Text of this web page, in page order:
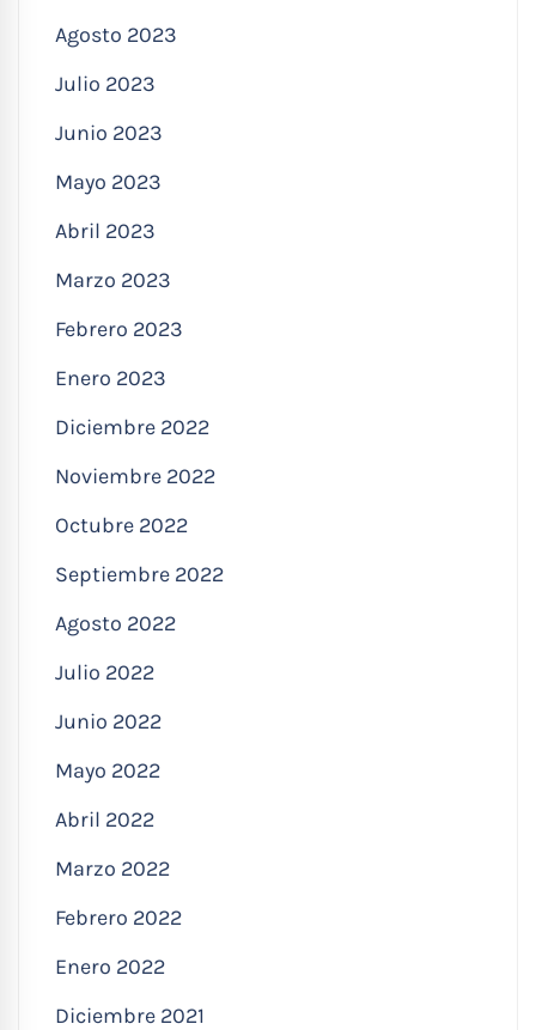
Agosto 2023
Julio 2023
Junio 2023
Mayo 2023
Abril 2023
Marzo 2023
Febrero 2023
Enero 2023
Diciembre 2022
Noviembre 2022
Octubre 2022
Septiembre 2022
Agosto 2022
Julio 2022
Junio 2022
Mayo 2022
Abril 2022
Marzo 2022
Febrero 2022
Enero 2022
Diciembre 2021